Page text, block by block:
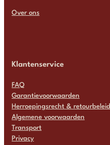
Over ons
Klantenservice
FAQ
Garantievoorwaarden
Herroepingsrecht & retourbeleid
Algemene voorwaarden
Transport
Privacy